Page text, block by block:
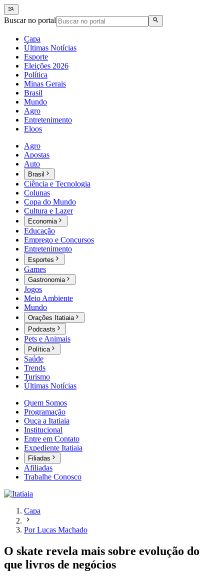
Buscar no portal
Capa
Últimas Notícias
Esporte
Eleições 2026
Política
Minas Gerais
Brasil
Mundo
Agro
Entretenimento
Eloos
Agro
Apostas
Auto
Brasil
Ciência e Tecnologia
Colunas
Copa do Mundo
Cultura e Lazer
Economia
Educação
Emprego e Concursos
Entretenimento
Esportes
Games
Gastronomia
Jogos
Meio Ambiente
Mundo
Orações Itatiaia
Podcasts
Pets e Animais
Política
Saúde
Trends
Turismo
Últimas Notícias
Quem Somos
Programação
Ouça a Itatiaia
Institucional
Entre em Contato
Expediente Itatiaia
Filiadas
Afiliadas
Trabalhe Conosco
Capa
Por Lucas Machado
O skate revela mais sobre evolução do
que livros de negócios